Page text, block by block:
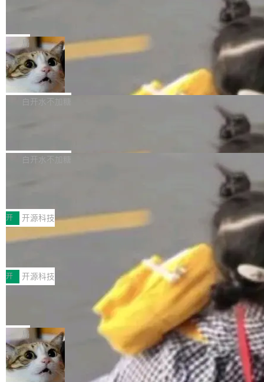
是把这段空隙补上。 回退到任何一次编辑：Delt
aDB 捕获 commit 之间的每一次操作，...
微软同期总资本开支的四成。 与亚马逊、Alpha
bet、微软以及 Meta 等传统科技巨头相比，Spa
ceXAI的资金消耗速度尤为引人瞩目。然而，支
撑庞大支出的资金来源却呈现出截然不同的面
貌。数据显示，微软和 Meta 主要依托充沛的经
一个在终端里运行的编程 agent；Muse Spark
1.2，驱动这个 agent 的新模型。一句话概括：
你可以用 curl -fsSL https://dev.meta.ai/install.
sh | bash 安装一个能在大项目里自动规划、写
代码、验证结果的 AI 终端工具。 据介绍，Muse
个主 agent 循环，外加一组后台 agent。这些后
局
美团开源 LoHoSearch，用知识图谱校
准 AI 能力认知
机器出题的前提，是让机器拥有全局视野。整个
构建流程可以分为四个环节：建图 → 控制难度
白开水不加糖
库，并将作为transport接入Mooncake TENT。
MPComm将作为一种传输引擎接入Mooncake T
ENT，实现零拷贝传输性能提升30%、非零拷贝
传输性能最高提升5倍。UCL-MPComm底层基
于自研UCL-Engine通信引擎，后续腾讯网平将
持续开源更多基于UCL-Engine的高性能通信组
件。 腾讯网平团队在UCL-MPComm中实现了一
个独立于业务线程的全局通信引擎（Engine），
白开水不加糖
型案例入选名单》，深信服“面向企业研发场景的
开源 AI 编程平台 CoStrict 应用”凭借卓越的技术
创新与落地成效成功入选。 全链路私有化部署，
助力企业AI研发安全落地 当前，越来越多企业已
经开始引入 AI Coding 工具，通过调用公有云模
型或企业内部部署模型提升研发效率。但随着 AI
Coding 从个人辅助工具逐步走向团队级、组织
级应用，企业在规模化落地过程中，对安全性、
可控性和代码质量提出了更高要求。 首先是数据
安全与合规要求。对于大多数普通研发场景，公
有云模型能够满足快速试用和效率提升的需求。
但对于金融、能源、医疗等对数据安全要求较...
开 开源科技
深信服AI算力网关入选工信部人工智能
前不久，工业和信息化部正式发布《2025年人工
智能应用典型案例名单》，集中展示人工智能在
各领域的应用成果，覆盖技术底座、行业赋能、
产品应用、支撑保障、专题等五大方向。深信服
AI算力网关（AI创新平台）成功入选！ 随着各行
各业的Agent走向规模化建设，算力构成形态逐
渐丰富，用户关注的重点也在发生变化：不只是
让AI用起来，还要进一步看清混合算力时代下，
Token花在哪里、算力是否被充分利用，以及持
开 开源科技
Jeff Dean 离开 Google：一个时代的结
束，一个实验室的开始
Google 员工编号 20。MapReduce 作者之一。
Bigtable 作者之一。TensorFlow 的作者之一。
Gemini 的架构师。Google 首席科学家。 Jeff D
ean 在 Google 工作了 27 年后，宣布离职。 他
不是一个人走。一同离开的还有 Sanjay Ghema
局
🔥 SolonCode v2026.8.4 发布：界面
字体可调、22 种语言、记忆搜索增强
打开终端就能上岗的全中文编码智能体，这一轮